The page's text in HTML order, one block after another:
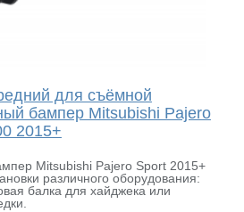
для съёмной
бампер Mitsubishi Pajero
2015+
Mitsubishi Pajero Sport 2015+
различного оборудования:
балка для хайджека или